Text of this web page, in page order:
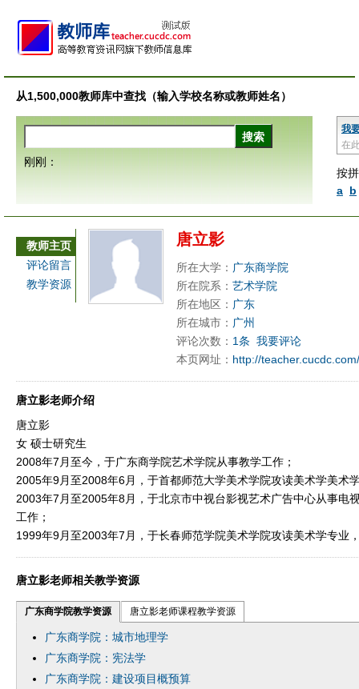
从1,500,000教师库中查找（输入学校名称或教师姓名）
我
在
按
a b
刚刚：
教师主页
评论留言
教学资源
唐立影
所在大学： 广东商学院
所在院系： 艺术学院
所在地区： 广东
所在城市： 广州
评论次数： 1条 我要评论
本页网址： http://
唐立影老师介绍
唐立影
女 硕士研究生
2008年7月至今，于广东商学院艺术学院从事教学工作；
2005年9月至2008年6月，于首都师范大学美术学院攻读美术学美术
2003年7月至2005年8月，于北京市中视台影视艺术广告中心从事电
工作；
1999年9月至2003年7月，于长春师范学院美术学院攻读美术学专业
唐立影老师相关教学资源
广东商学院教学资源 唐立影老师课程教学资源
广东商学院：城市地理学
广东商学院：宪法学
广东商学院：建设项目概预算